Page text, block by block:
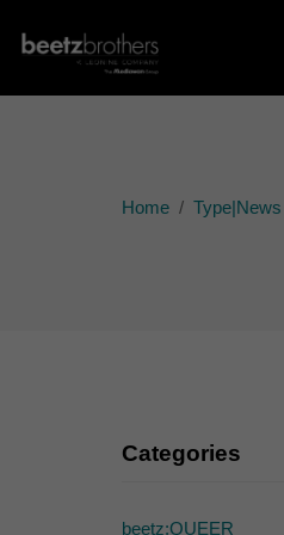
Home Type|News
Categories
beetz:QUEER